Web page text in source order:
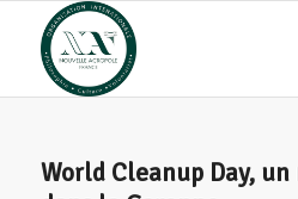
World Cleanup Day,